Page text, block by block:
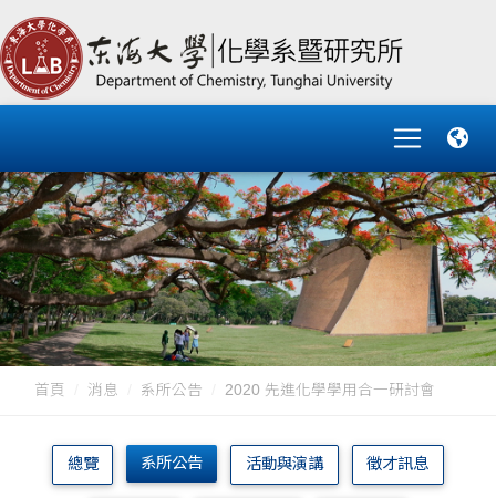
首頁 消息 系所公告 2020 先進化學學用合一研討會
總覽 系所公告 活動與演講 徵才訊息